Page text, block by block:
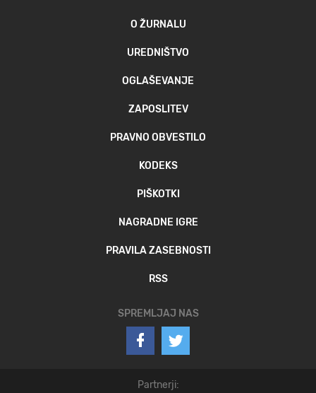
O ŽURNALU
UREDNIŠTVO
OGLAŠEVANJE
ZAPOSLITEV
PRAVNO OBVESTILO
KODEKS
PIŠKOTKI
NAGRADNE IGRE
PRAVILA ZASEBNOSTI
RSS
SPREMLJAJ NAS
Partnerji: